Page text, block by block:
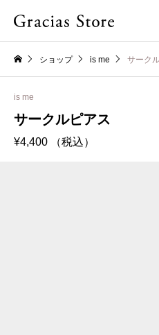
ショップ is me サーク
is me
サークルピアス
¥4,400 （税込）